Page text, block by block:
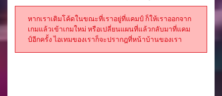
หากเราเติมโค้ดในขณะที่เราอยู่ที่แคมป์ ก็ให้เราออกจาก
เกมแล้วเข้าเกมใหม่ หรือเปลี่ยนแผนที่แล้วกลับมาที่แคม
ป์อีกครั้ง ไอเทมของเราก็จะปรากฎที่หน้าบ้านของเรา